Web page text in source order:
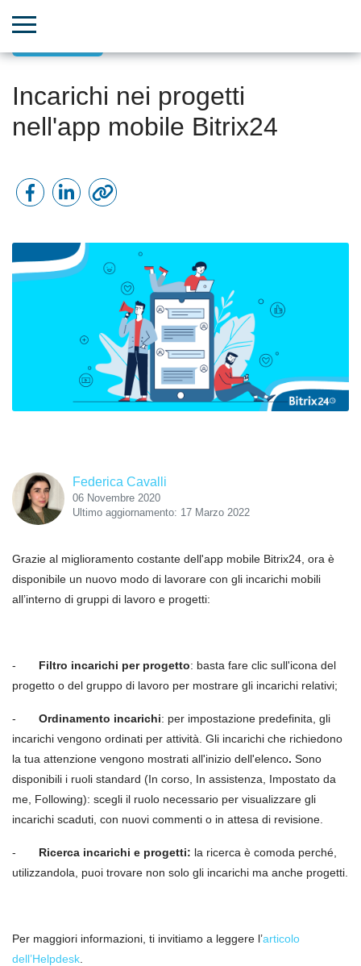
Incarichi nei progetti
nell'app mobile Bitrix24
Federica Cavalli
06 Novembre 2020
Ultimo aggiornamento: 17 Marzo 2022
Grazie al miglioramento costante dell'app mobile Bitrix24, ora è
disponibile un nuovo modo di lavorare con gli incarichi mobili
all’interno di gruppi di lavoro e progetti:
- Filtro incarichi per progetto: basta fare clic sull'icona del
progetto o del gruppo di lavoro per mostrare gli incarichi relativi;
- Ordinamento incarichi: per impostazione predefinita, gli
incarichi vengono ordinati per attività. Gli incarichi che richiedono
la tua attenzione vengono mostrati all'inizio dell'elenco. Sono
disponibili i ruoli standard (In corso, In assistenza, Impostato da
me, Following): scegli il ruolo necessario per visualizzare gli
incarichi scaduti, con nuovi commenti o in attesa di revisione.
- Ricerca incarichi e progetti: la ricerca è comoda perché,
utilizzandola, puoi trovare non solo gli incarichi ma anche progetti.
Per maggiori informazioni, ti invitiamo a leggere l’articolo
dell’Helpdesk